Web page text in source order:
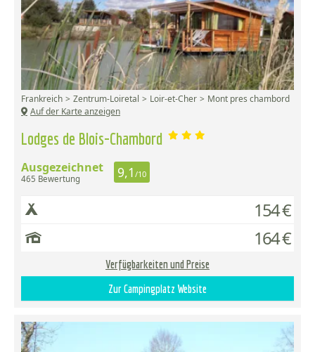
Lodges de Blois-Chambord
Frankreich Zentrum-Loiretal Loir-et-Cher
Mont pres chambord
Auf der Karte anzeigen
Ausgezeichnet
465 Bewertung 9,1 /10
154 €
164 €
Verfügbarkeiten und Preise
Zur Campingplatz Website